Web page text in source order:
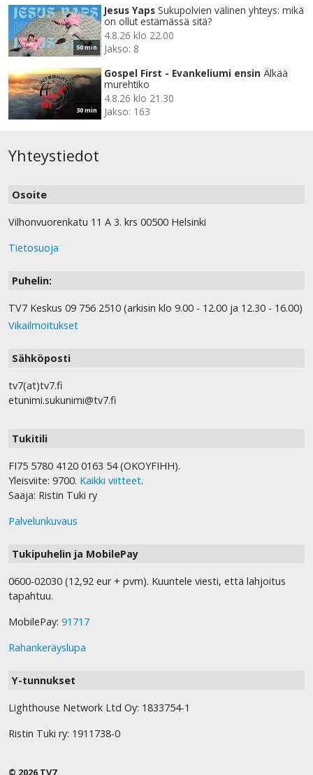
50 min
Jesus Yaps Sukupolvien välinen yhteys: mikä
on ollut estämässä sitä?
4.8.26 klo 22.00
Jakso: 8
30 min
Gospel First - Evankeliumi ensin Älkää
murehtiko
4.8.26 klo 21.30
Jakso: 163
Yhteystiedot
Osoite
Vilhonvuorenkatu 11 A 3. krs 00500 Helsinki
Tietosuoja
Puhelin:
TV7 Keskus 09 756 2510 (arkisin klo 9.00 - 12.00 ja 12.30 - 16.00)
Vikailmoitukset
Sähköposti
tv7(at)tv7.fi
etunimi.sukunimi@tv7.fi
Tukitili
FI75 5780 4120 0163 54 (OKOYFIHH).
Yleisviite: 9700. Kaikki viitteet.
Saaja: Ristin Tuki ry
Palvelunkuvaus
Tukipuhelin ja MobilePay
0600-02030 (12,92 eur + pvm). Kuuntele viesti, että lahjoitus
tapahtuu.
MobilePay: 91717
Rahankeräyslupa
Y-tunnukset
Lighthouse Network Ltd Oy: 1833754-1
Ristin Tuki ry: 1911738-0
© 2026 TV7